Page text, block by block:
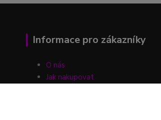
Informace pro zákazníky
O nás
Jak nakupovat